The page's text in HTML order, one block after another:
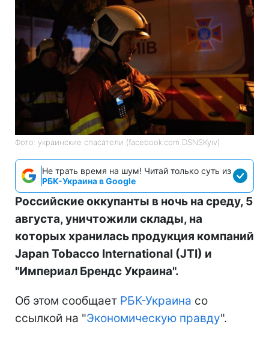
Фото: украинские спасатели (facebook.com DSNSKyiv)
Не трать время на шум! Читай только суть из
РБК-Украина в Google
Российские оккупанты в ночь на среду, 5
августа, уничтожили склады, на
которых хранилась продукция компаний
Japan Tobacco International (JTI) и
"Империал Брендс Украина".
Об этом сообщает РБК-Украина со
ссылкой на "Экономическую правду".